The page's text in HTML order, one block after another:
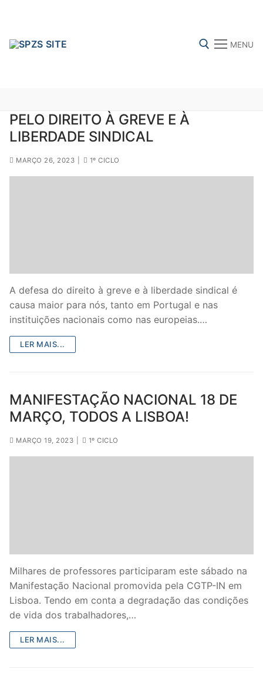
MENU
FENPROF CGTP-IN FRENTE COMUM
Sectores
1º CICLO
ENSINO ARTÍSTICO
PARTICULAR / IPSS / MISERICÓRDIAS
Área de Sócios
Revista Intervir
Contactos
PELO DIREITO À GREVE E À
LIBERDADE SINDICAL
MARÇO 26, 2023 1º CICLO
A defesa do direito à greve e à liberdade sindical é
causa maior para nós, tanto em Portugal e nas
instituições nacionais como nas europeias.…
LER MAIS...
MANIFESTAÇÃO NACIONAL 18 DE
MARÇO, TODOS A LISBOA!
MARÇO 19, 2023 1º CICLO
Milhares de professores participaram este sábado na
Manifestação Nacional promovida pela CGTP-IN em
Lisboa. Tendo em conta a degradação das condições
de vida dos trabalhadores,…
LER MAIS...